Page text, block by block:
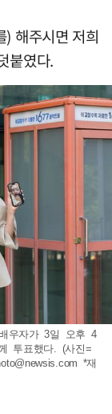
해주시면 저희
붙였다.
우자가 3일 오후 4
투표했다. (사진=
*재